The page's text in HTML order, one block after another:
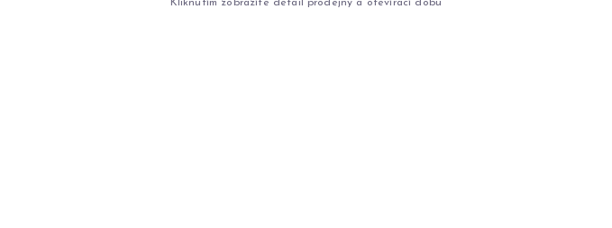
Kliknutím zobrazíte detail prodejny a otevírací dobu